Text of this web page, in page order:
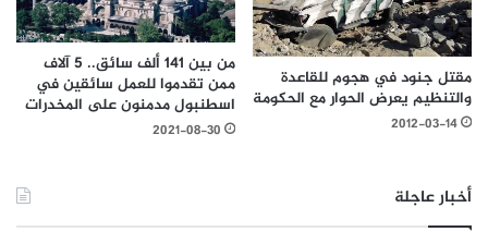
مقتل جنود في هجوم للقاعدة
والتنظيم يعرض الحوار مع الحكومة
2012-03-14
من بين 141 ألف سائق.. 5 آلاف
ممن تقدموا للعمل سائقين في
اسطنبول مدمنون على المخدرات
2021-08-30
أخبار عاجلة